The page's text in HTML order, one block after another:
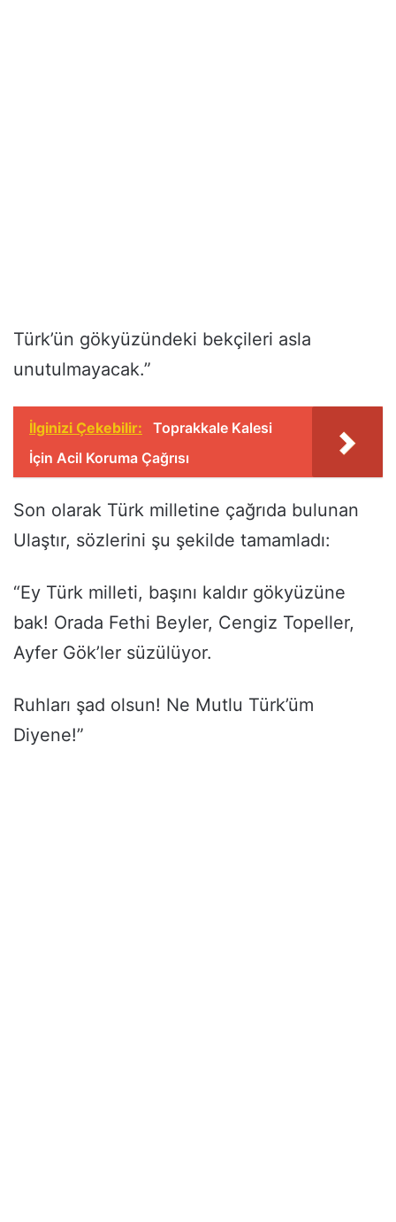
Türk’ün gökyüzündeki bekçileri asla
unutulmayacak.”
İlginizi Çekebilir:
Toprakkale Kalesi
İçin Acil Koruma Çağrısı
Son olarak Türk milletine çağrıda bulunan
Ulaştır, sözlerini şu şekilde tamamladı:
“Ey Türk milleti, başını kaldır gökyüzüne
bak! Orada Fethi Beyler, Cengiz Topeller,
Ayfer Gök’ler süzülüyor.
Ruhları şad olsun! Ne Mutlu Türk’üm
Diyene!”